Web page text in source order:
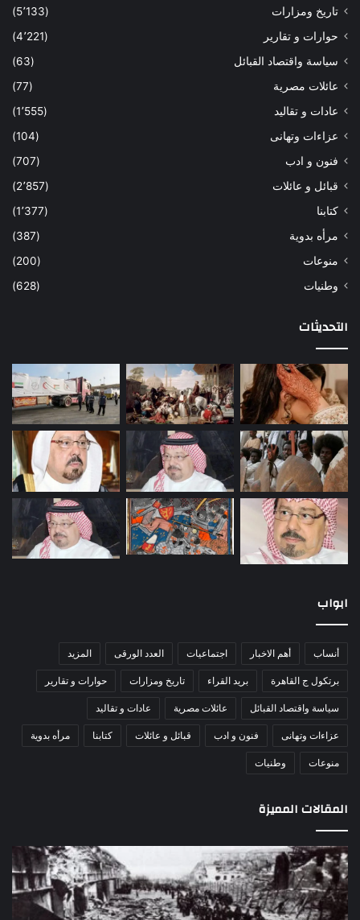
تاريخ ومزارات
(5٬133)
حوارات و تقارير
(4٬221)
سياسة واقتصاد القبائل
(63)
عائلات مصرية
(77)
عادات و تقاليد
(1٬555)
عزاءات وتهانى
(104)
فنون و ادب
(707)
قبائل و عائلات
(2٬857)
كتابنا
(1٬377)
مرأه بدوية
(387)
منوعات
(200)
وطنيات
(628)
التحديثات
ابواب
أنساب أهم الاخبار اجتماعيات العدد الورقى المزيد
برتكول ج القاهرة بريد القراء تاريخ ومزارات حوارات و تقارير
سياسة واقتصاد القبائل عائلات مصرية عادات و تقاليد
عزاءات وتهانى فنون و ادب قبائل و عائلات كتابنا مرأه بدوية
منوعات وطنيات
المقالات المميزة
اللواء
دكتور
راضي
عبدالمعطي